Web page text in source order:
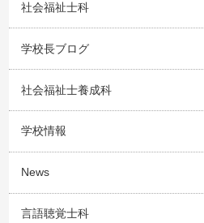
社会福祉士科
学校長ブログ
社会福祉士養成科
学校情報
News
言語聴覚士科